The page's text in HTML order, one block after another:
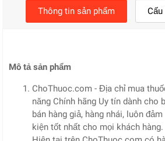
Thông tin sản phẩm
Mô tả sản phẩm
ChoThuoc.com - Địa chỉ mua
năng Chính hãng Uy tín dành cho
bán hàng giả, hàng nhái, luôn
kiện tốt nhất cho mọi khách hàng.